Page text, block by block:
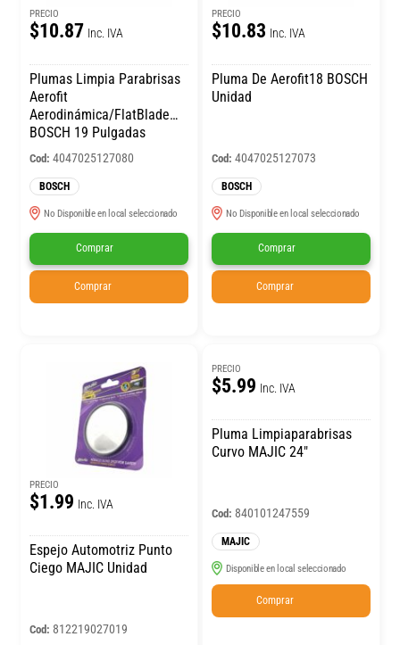
PRECIO
$10.87 Inc. IVA
Plumas Limpia Parabrisas
Aerofit
Aerodinámica/FlatBlade
BOSCH 19 Pulgadas
Cod: 4047025127080
BOSCH
No Disponible en local seleccionado
Comprar
Comprar
PRECIO
$10.83 Inc. IVA
Pluma De Aerofit18 BOSCH
Unidad
Cod: 4047025127073
BOSCH
No Disponible en local seleccionado
Comprar
Comprar
PRECIO
$1.99 Inc. IVA
Espejo Automotriz Punto
Ciego MAJIC Unidad
Cod: 812219027019
PRECIO
$5.99 Inc. IVA
Pluma Limpiaparabrisas
Curvo MAJIC 24″
Cod: 840101247559
MAJIC
Disponible en local seleccionado
Comprar